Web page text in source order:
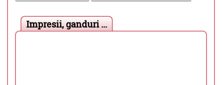
Impresii, ganduri ...